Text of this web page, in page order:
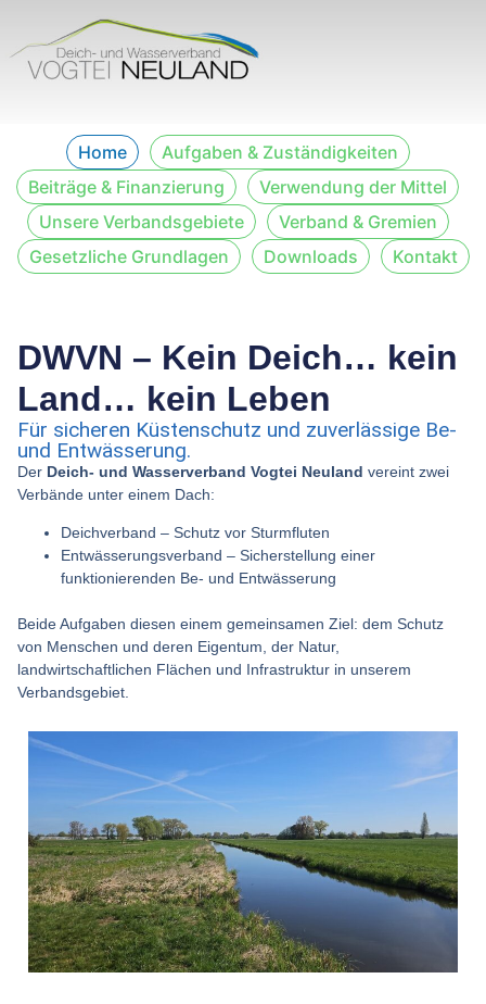
Home
Aufgaben & Zuständigkeiten
Beiträge & Finanzierung
Verwendung der Mittel
Unsere Verbandsgebiete
Verband & Gremien
Gesetzliche Grundlagen
Downloads Kontakt
DWVN – Kein Deich… kein
Land… kein Leben
Für sicheren Küstenschutz und zuverlässige Be-
und Entwässerung.
Der Deich- und Wasserverband Vogtei Neuland vereint zwei
Verbände unter einem Dach:
Deichverband – Schutz vor Sturmfluten
Entwässerungsverband – Sicherstellung einer
funktionierenden Be- und Entwässerung
Beide Aufgaben diesen einem gemeinsamen Ziel: dem Schutz
von Menschen und deren Eigentum, der Natur,
landwirtschaftlichen Flächen und Infrastruktur in unserem
Verbandsgebiet.